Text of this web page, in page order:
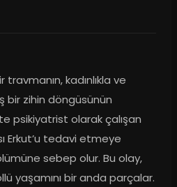
travmanın, kadınlıkla ve
bir zihin döngüsünün
psikiyatrist olarak çalışan
Erkut’u tedavi etmeye
sebep olur. Bu olay,
yaşamını bir anda parçalar.